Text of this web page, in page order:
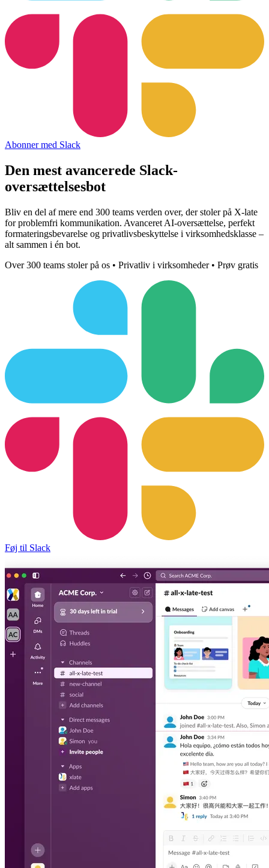
Abonner med Slack
Den mest avancerede Slack-
oversættelsesbot
Bliv en del af mere end 300 teams verden over, der stoler på X-late
for problemfri kommunikation. Avanceret AI-oversættelse, perfekt
formateringsbevarelse og privatlivsbeskyttelse i virksomhedsklasse –
alt sammen i én bot.
Over 300 teams stoler på os • Privatliv i virksomheder • Prøv gratis
Føj til Slack